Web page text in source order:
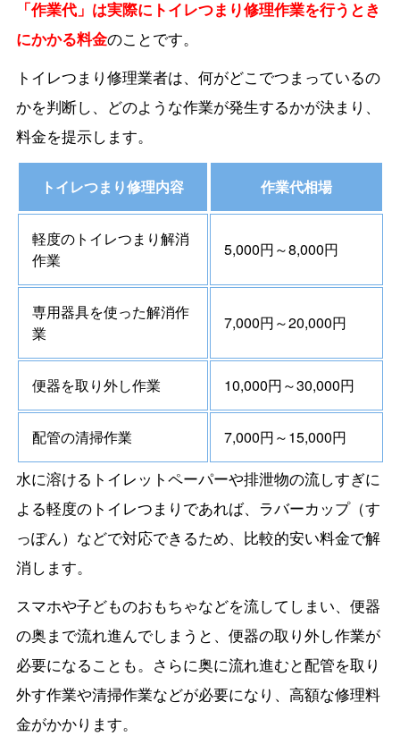
「作業代」は実際にトイレつまり修理作業を行うとき
にかかる料金のことです。
トイレつまり修理業者は、何がどこでつまっているの
かを判断し、どのような作業が発生するかが決まり、
料金を提示します。
トイレつまり修理内容 作業代相場
軽度のトイレつまり解消
作業
5,000円～8,000円
専用器具を使った解消作
業
7,000円～20,000円
便器を取り外し作業 10,000円～30,000円
配管の清掃作業 7,000円～15,000円
水に溶けるトイレットペーパーや排泄物の流しすぎに
よる軽度のトイレつまりであれば、ラバーカップ（す
っぽん）などで対応できるため、比較的安い料金で解
消します。
スマホや子どものおもちゃなどを流してしまい、便器
の奥まで流れ進んでしまうと、便器の取り外し作業が
必要になることも。さらに奥に流れ進むと配管を取り
外す作業や清掃作業などが必要になり、高額な修理料
金がかかります。